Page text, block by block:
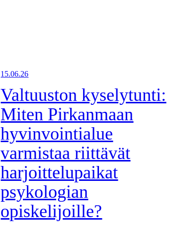
15.06.26
Valtuuston kyselytunti:
Miten Pirkanmaan
hyvinvointialue
varmistaa riittävät
harjoittelupaikat
psykologian
opiskelijoille?